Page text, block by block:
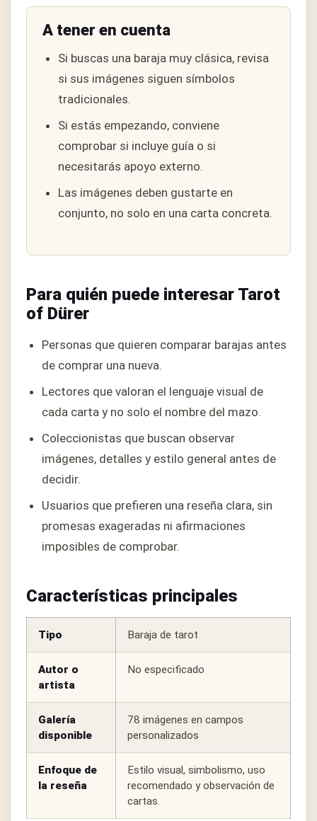
A tener en cuenta
Si buscas una baraja muy clásica, revisa
si sus imágenes siguen símbolos
tradicionales.
Si estás empezando, conviene
comprobar si incluye guía o si
necesitarás apoyo externo.
Las imágenes deben gustarte en
conjunto, no solo en una carta concreta.
Para quién puede interesar Tarot
of Dürer
Personas que quieren comparar barajas antes
de comprar una nueva.
Lectores que valoran el lenguaje visual de
cada carta y no solo el nombre del mazo.
Coleccionistas que buscan observar
imágenes, detalles y estilo general antes de
decidir.
Usuarios que prefieren una reseña clara, sin
promesas exageradas ni afirmaciones
imposibles de comprobar.
Características principales
Tipo Baraja de tarot
Autor o
artista
No especificado
Galería
disponible
78 imágenes en campos
personalizados
Enfoque de
la reseña
Estilo visual, simbolismo, uso
recomendado y observación de
cartas.